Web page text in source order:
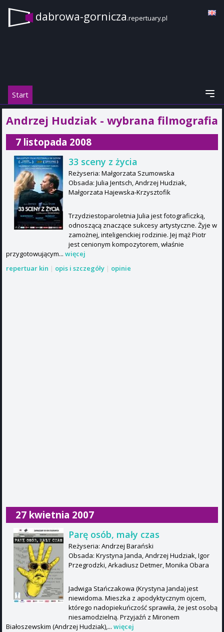
dabrowa-gornicza.repertuary.pl
Start
Andrzej Hudziak - wybrana filmografia
7 listopada 2008
33 sceny z życia
Reżyseria: Małgorzata Szumowska
Obsada: Julia Jentsch, Andrzej Hudziak,
Małgorzata Hajewska-Krzysztofik
Trzydziestoparoletnia Julia jest fotograficzką,
odnoszącą znaczące sukcesy artystyczne. Żyje w
zamożnej, inteligenckiej rodzinie. Jej mąż Piotr
jest cenionym kompozytorem, właśnie
przygotowującym... więcej
repertuar kin | opis i szczegóły | opinie
27 kwietnia 2007
Parę osób, mały czas
Reżyseria: Andrzej Barański
Obsada: Krystyna Janda, Andrzej Hudziak, Igor
Przegrodzki, Arkadiusz Detmer, Monika Obara
Jadwiga Stańczakowa (Krystyna Janda) jest
niewidoma. Mieszka z apodyktycznym ojcem,
którego nadopiekuńczość sprawiła, że jest osobą
niesamodzielną. Przyjaźń z Mironem
Białoszewskim (Andrzej Hudziak),... więcej